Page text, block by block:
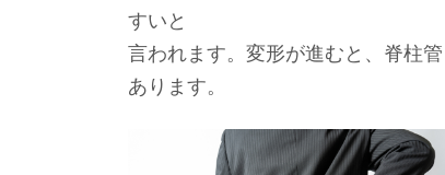
すいと
言われます。変形が進むと、脊柱
あります。